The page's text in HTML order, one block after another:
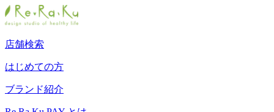
店舗検索
はじめての方
ブランド紹介